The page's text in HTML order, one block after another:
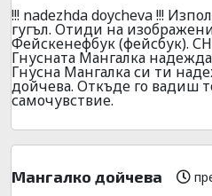
!!! nadezhda doycheva !!!
гугъл. Отиди на
Фейскенефбук (фейсбук).
Гнусната Мангалка
Гнусна Мангалка си ти
дойчева. Откъде го вадиш
самочувствие.
Мангалко дойчева